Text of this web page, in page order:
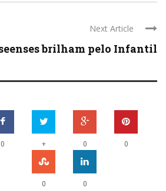
Next Article
brilham pelo Infantil
0 + 0 0
0 0